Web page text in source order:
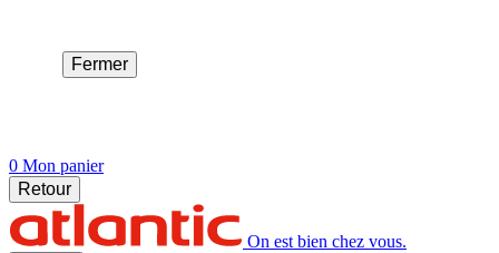
Fermer
0 Mon panier
Retour
On est bien chez vous.